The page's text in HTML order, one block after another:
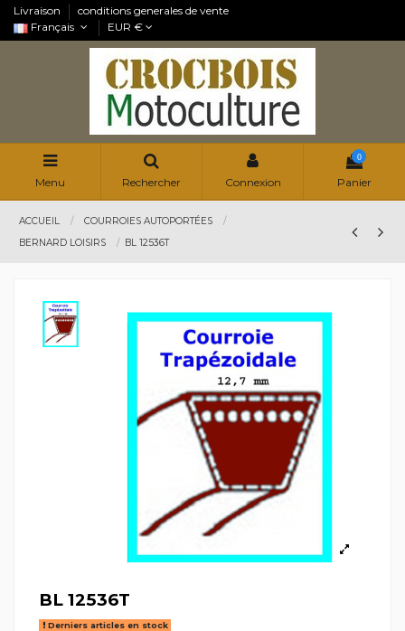
Livraison
conditions generales de vente
Français
EUR €
Menu Rechercher Connexion
0
Panier
ACCUEIL
COURROIES AUTOPORTÉES
BERNARD LOISIRS
BL 12536T
BL 12536T
Derniers articles en stock